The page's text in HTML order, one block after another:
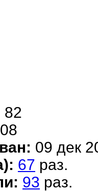
82
09 дек
67 раз.
93 раз.